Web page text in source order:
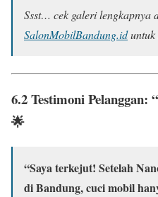
Ssst… cek galeri lengkapnya
SalonMobilBandung.iduntuk
6.2 Testimoni Pelanggan:
🌟
“Saya terkejut! Setelah
di Bandung, cuci mobil